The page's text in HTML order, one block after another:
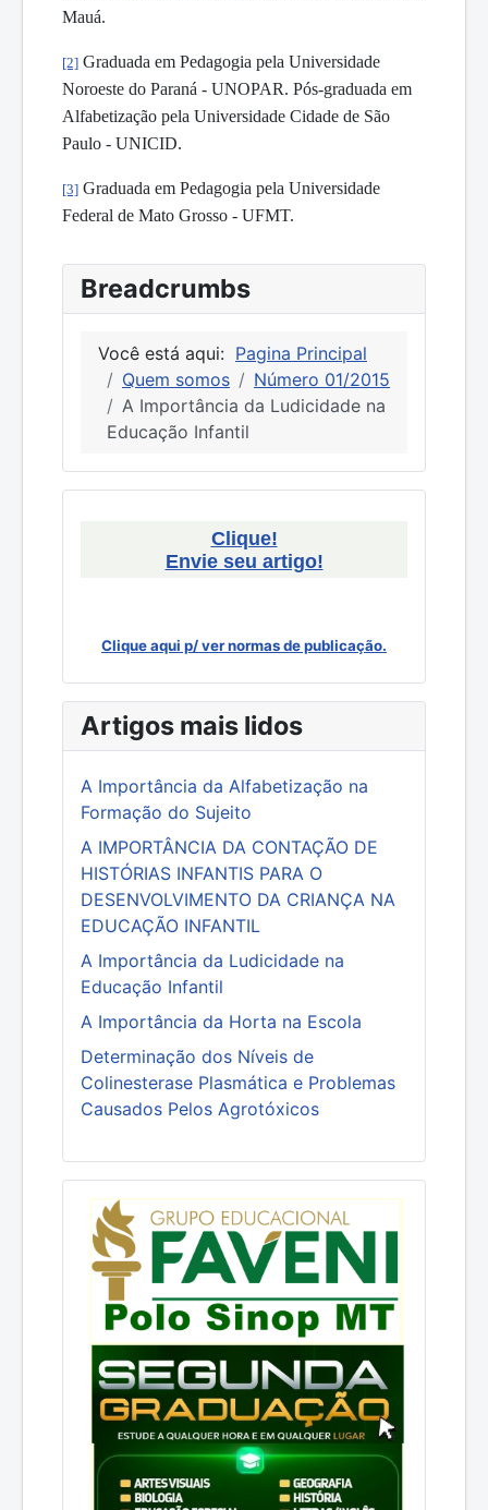
Mauá.
[2] Graduada em Pedagogia pela Universidade
Noroeste do Paraná - UNOPAR. Pós-graduada em
Alfabetização pela Universidade Cidade de São
Paulo - UNICID.
[3] Graduada em Pedagogia pela Universidade
Federal de Mato Grosso - UFMT.
Breadcrumbs
Você está aqui: Pagina Principal
Quem somos
Número 01/2015
A Importância da Ludicidade na
Educação Infantil
Clique!
Envie seu artigo!
Clique aqui p/ ver normas de publicação.
Artigos mais lidos
A Importância da Alfabetização na
Formação do Sujeito
A IMPORTÂNCIA DA CONTAÇÃO DE
HISTÓRIAS INFANTIS PARA O
DESENVOLVIMENTO DA CRIANÇA NA
EDUCAÇÃO INFANTIL
A Importância da Ludicidade na
Educação Infantil
A Importância da Horta na Escola
Determinação dos Níveis de
Colinesterase Plasmática e Problemas
Causados Pelos Agrotóxicos